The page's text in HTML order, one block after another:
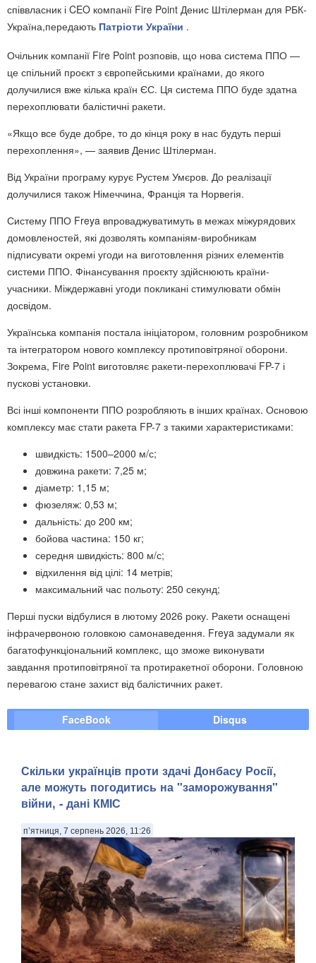
співвласник і CEO компанії Fire Point Денис Штілерман для РБК-
Україна,передають Патріоти України .
Очільник компанії Fire Point розповів, що нова система ППО —
це спільний проєкт з європейськими країнами, до якого
долучилися вже кілька країн ЄС. Ця система ППО буде здатна
перехоплювати балістичні ракети.
«Якщо все буде добре, то до кінця року в нас будуть перші
перехоплення», — заявив Денис Штілерман.
Від України програму курує Рустем Умєров. До реалізації
долучилися також Німеччина, Франція та Норвегія.
Систему ППО Freya впроваджуватимуть в межах міжурядових
домовленостей, які дозволять компаніям-виробникам
підписувати окремі угоди на виготовлення різних елементів
системи ППО. Фінансування проєкту здійснюють країни-
учасники. Міждержавні угоди покликані стимулювати обмін
досвідом.
Українська компанія постала ініціатором, головним розробником
та інтегратором нового комплексу протиповітряної оборони.
Зокрема, Fire Point виготовляє ракети-перехоплювачі FP-7 і
пускові установки.
Всі інші компоненти ППО розробляють в інших країнах. Основою
комплексу має стати ракета FP-7 з такими характеристиками:
швидкість: 1500–2000 м/с;
довжина ракети: 7,25 м;
діаметр: 1,15 м;
фюзеляж: 0,53 м;
дальність: до 200 км;
бойова частина: 150 кг;
середня швидкість: 800 м/с;
відхилення від цілі: 14 метрів;
максимальний час польоту: 250 секунд;
Перші пуски відбулися в лютому 2026 року. Ракети оснащені
інфрачервоною головкою самонаведення. Freya задумали як
багатофункціональний комплекс, що зможе виконувати
завдання протиповітряної та протиракетної оборони. Головною
перевагою стане захист від балістичних ракет.
FaceBook Disqus
Скільки українців проти здачі Донбасу Росії,
але можуть погодитись на "заморожування"
війни, - дані КМІС
п’ятниця, 7 серпень 2026, 11:26